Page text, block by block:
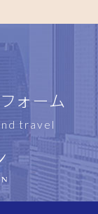
ォーム
travel